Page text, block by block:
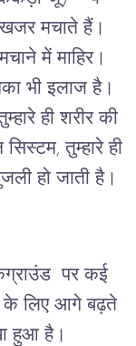
मचाते हैं।
में माहिर।
भी इलाज है।
ही शरीर की
तुम्हारे ही
हो जाती है।
पर कई
के लिए आगे बढ़ते
हुआ है।